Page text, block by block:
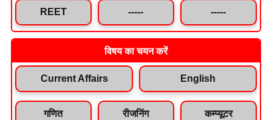
REET ----- -----
विषय का चयन करें
Current Affairs English
गणित रीजनिंग कम्प्यूटर